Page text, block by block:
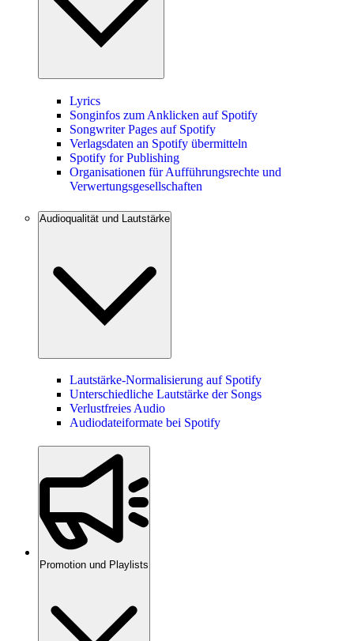
Lyrics
Songinfos zum Anklicken auf Spotify
Songwriter Pages auf Spotify
Verlagsdaten an Spotify übermitteln
Spotify for Publishing
Organisationen für Aufführungsrechte und
Verwertungsgesellschaften
Audioqualität und Lautstärke
Lautstärke-Normalisierung auf Spotify
Unterschiedliche Lautstärke der Songs
Verlustfreies Audio
Audiodateiformate bei Spotify
Promotion und Playlists